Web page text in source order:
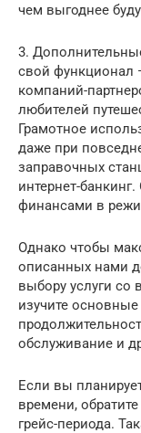
чем выгоднее
3.
свой функционал
компаний-
любителей
Грамотное
даже при
заправочных
интернет-
финансами в
Однако чтобы
описанных нами
выбору услуги со
изучите
обслуживание и
Если вы
времени,
грейс-периода.